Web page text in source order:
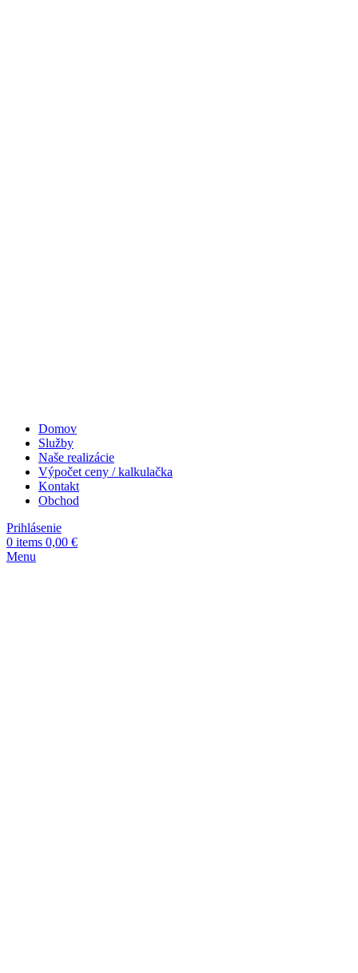
Domov
Služby
Naše realizácie
Výpočet ceny / kalkulačka
Kontakt
Obchod
Prihlásenie
0 items 0,00 €
Menu